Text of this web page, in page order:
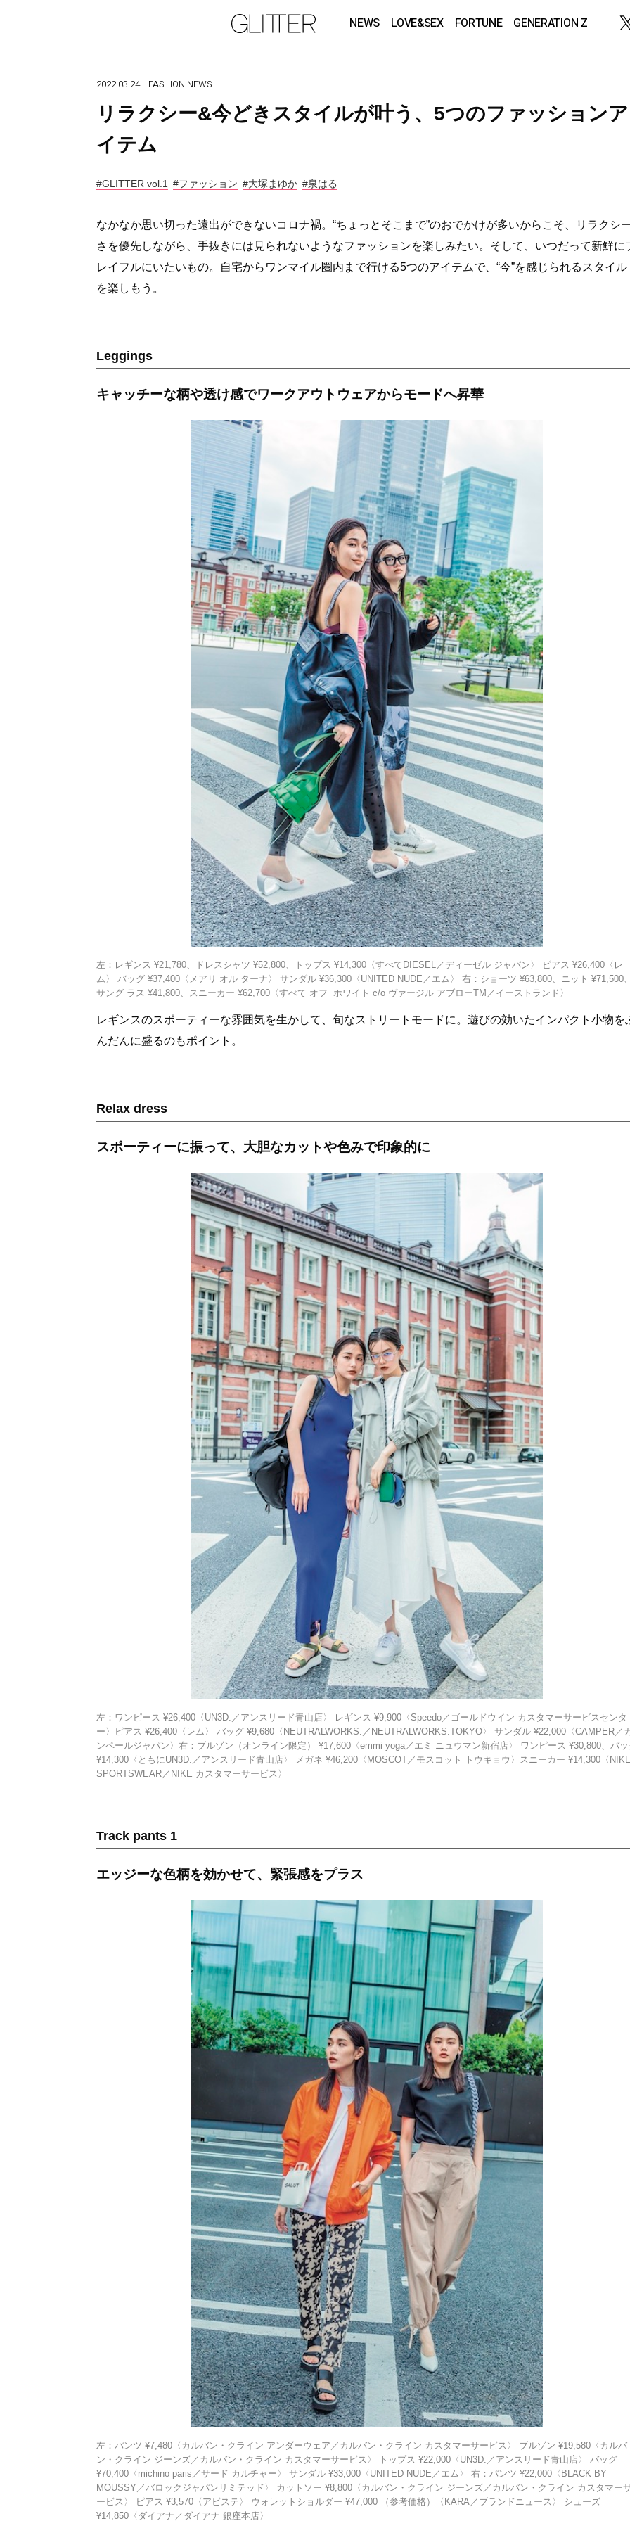
NEWS LOVE&SEX FORTUNE GENERATION Z
2022.03.24 FASHION NEWS
リラクシー&今どきスタイルが叶う、5つのファッションア
イテム
#GLITTER vol.1 #ファッション #大塚まゆか #泉はる
なかなか思い切った遠出ができないコロナ禍。“ちょっとそこまで”のおでかけが多いからこそ、リラクシ
さを優先しながら、手抜きには見られないようなファッションを楽しみたい。そして、いつだって新鮮に
レイフルにいたいもの。自宅からワンマイル圏内まで行ける5つのアイテムで、“今”を感じられるスタイル
を楽しもう。
Leggings
キャッチーな柄や透け感でワークアウトウェアからモードへ昇華
左：レギンス ¥21,780、ドレスシャツ ¥52,800、トップス ¥14,300〈すべてDIESEL／ディーゼル ジャパン〉 ピアス ¥26,400〈レ
ム〉 バッグ ¥37,400〈メアリ オル ターナ〉 サンダル ¥36,300〈UNITED NUDE／エム〉 右：ショーツ ¥63,800、ニット ¥71,500、
サング ラス ¥41,800、スニーカー ¥62,700〈すべて オフ−ホワイト c/o ヴァージル アブローTM／イーストランド〉
レギンスのスポーティーな雰囲気を生かして、旬なストリートモードに。遊びの効いたインパクト小物を
んだんに盛るのもポイント。
Relax dress
スポーティーに振って、大胆なカットや色みで印象的に
左：ワンピース ¥26,400〈UN3D.／アンスリード青山店〉 レギンス ¥9,900〈Speedo／ゴールドウイン カスタマーサービスセンタ
ー〉ピアス ¥26,400〈レム〉 バッグ ¥9,680〈NEUTRALWORKS.／NEUTRALWORKS.TOKYO〉 サンダル ¥22,000〈CAMPER／
ンペールジャパン〉右：ブルゾン（オンライン限定） ¥17,600〈emmi yoga／エミ ニュウマン新宿店〉 ワンピース ¥30,800、バ
¥14,300〈ともにUN3D.／アンスリード青山店〉 メガネ ¥46,200〈MOSCOT／モスコット トウキョウ〉スニーカー ¥14,300〈NIKE
SPORTSWEAR／NIKE カスタマーサービス〉
Track pants 1
エッジーな色柄を効かせて、緊張感をプラス
左：パンツ ¥7,480〈カルバン・クライン アンダーウェア／カルバン・クライン カスタマーサービス〉 ブルゾン ¥19,580〈カルバ
ン・クライン ジーンズ／カルバン・クライン カスタマーサービス〉 トップス ¥22,000〈UN3D.／アンスリード青山店〉 バッグ
¥70,400〈michino paris／サード カルチャー〉 サンダル ¥33,000〈UNITED NUDE／エム〉 右：パンツ ¥22,000〈BLACK BY
MOUSSY／バロックジャパンリミテッド〉 カットソー ¥8,800〈カルバン・クライン ジーンズ／カルバン・クライン カスタマー
ービス〉 ピアス ¥3,570〈アビステ〉 ウォレットショルダー ¥47,000 （参考価格）〈KARA／ブランドニュース〉 シューズ
¥14,850〈ダイアナ／ダイアナ 銀座本店〉